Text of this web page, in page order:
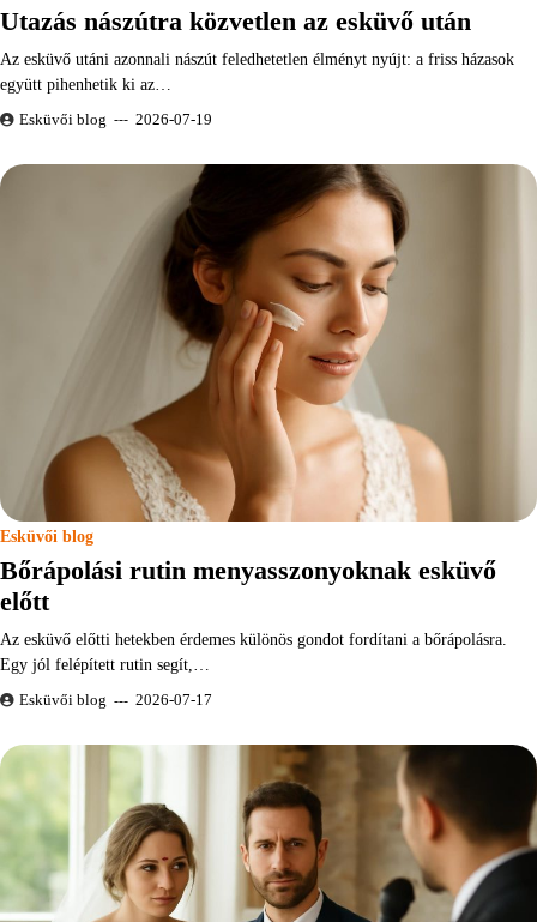
Utazás nászútra közvetlen az esküvő után
Az esküvő utáni azonnali nászút feledhetetlen élményt nyújt: a friss házasok
együtt pihenhetik ki az…
Esküvői blog 2026-07-19
Esküvői blog
Bőrápolási rutin menyasszonyoknak esküvő
előtt
Az esküvő előtti hetekben érdemes különös gondot fordítani a bőrápolásra.
Egy jól felépített rutin segít,…
Esküvői blog 2026-07-17